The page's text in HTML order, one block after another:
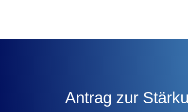
Antrag zur